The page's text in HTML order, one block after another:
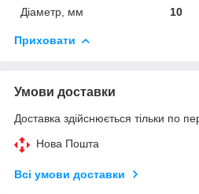
Діаметр, мм
10
Приховати
Умови доставки
Доставка здійснюється тільки по
Нова Пошта
Всі умови доставки